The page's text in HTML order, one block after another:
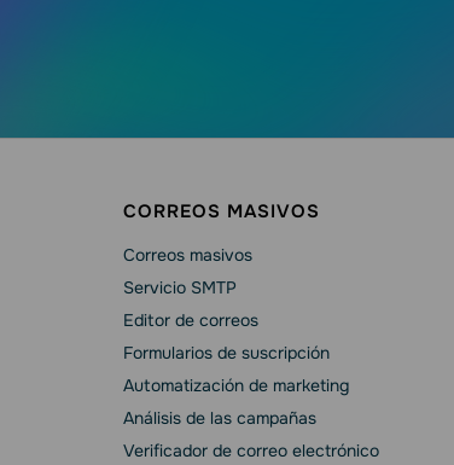
CORREOS MASIVOS
Correos masivos
Servicio SMTP
Editor de correos
Formularios de suscripción
Automatización de marketing
Análisis de las campañas
Verificador de correo electrónico